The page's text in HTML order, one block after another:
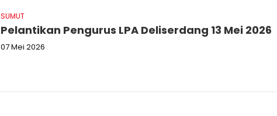
SUMUT
Pelantikan Pengurus LPA Deliserdang 13 Mei 2026
07 Mei 2026